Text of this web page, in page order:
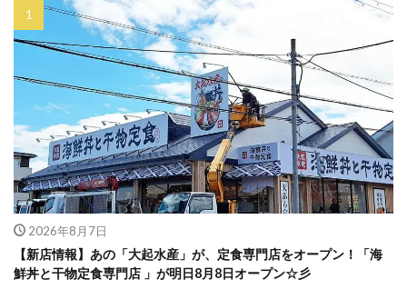
2026年8月7日
【新店情報】あの「大起水産」が、定食専門店をオープン！「海
鮮丼と干物定食専門店 」が明日8月8日オープン☆彡